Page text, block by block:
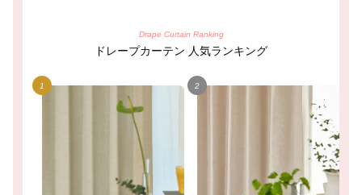
Drape Curtain Ranking
ドレープカーテン 人気ランキング